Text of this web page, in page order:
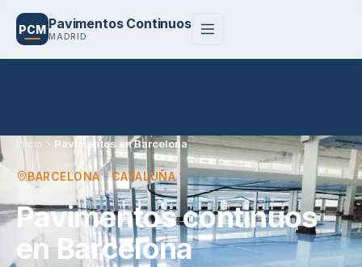
PCM Pavimentos Continuos
MADRID
Inicio Pavimentos en Barcelona
BARCELONA · CATALUÑA
Pavimentos continuos
en Barcelona